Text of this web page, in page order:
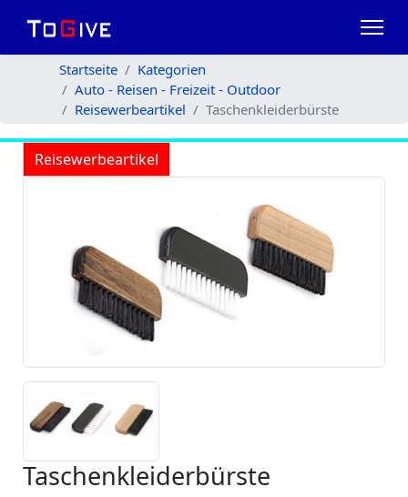
Startseite
Kategorien
Auto - Reisen - Freizeit - Outdoor
Reisewerbeartikel
Taschenkleiderbürste
Reisewerbeartikel
Taschenkleiderbürste